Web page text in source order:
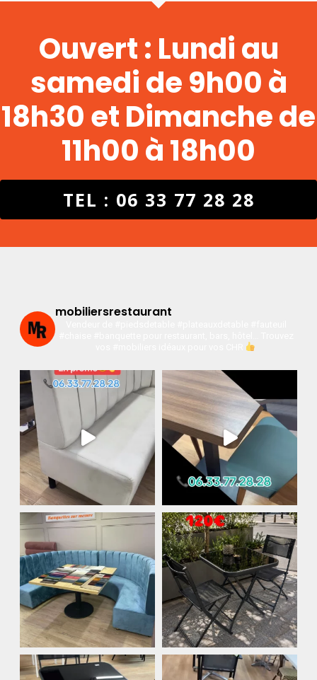
Ouvert : Lundi au
samedi de 9h00 à
18h30 et Dimanche de
11h00 à 18h00
TEL : 06 33 77 28 28
mobiliersrestaurant